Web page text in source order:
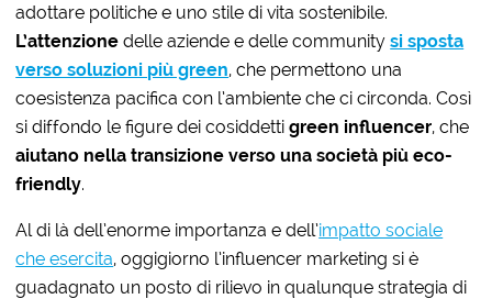
adottare politiche e uno stile di vita sostenibile.
L’attenzione delle aziende e delle communitysi sposta
verso soluzioni più green, che permettono una
coesistenza pacifica con l’ambiente che ci circonda. Così
si diffondo le figure dei cosiddettigreen influencer, che
aiutano nella transizione verso una società più eco-
friendly.
Al di là dell’enorme importanza e dell’impatto sociale
che esercita, oggigiorno l’influencer marketing si è
guadagnato un posto di rilievo in qualunque strategia di